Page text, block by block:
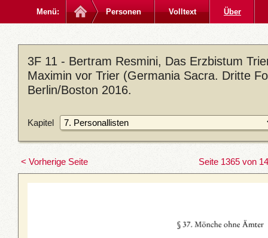
Menü: Personen Volltext Über
3F 11 - Bertram Resmini, Das Erzbistum
Maximin vor Trier (Germania Sacra. Dritte
Berlin/Boston 2016.
Kapitel
< Vorherige Seite Seite 1365 von